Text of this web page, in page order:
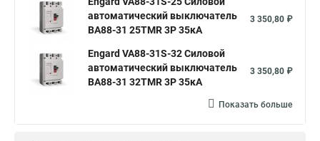
автоматический выключатель
ВА88-31 25TMR 3P 35кА
3 350,80 ₽
Engard VA88-31S-32 Силовой
автоматический выключатель
ВА88-31 32TMR 3P 35кА
3 350,80 ₽
Показать больше